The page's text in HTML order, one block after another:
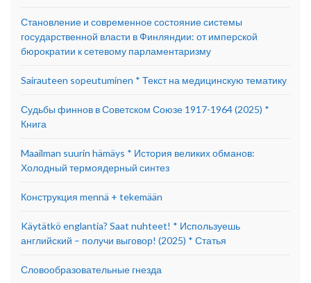
Становление и современное состояние системы
государственной власти в Финляндии: от имперской
бюрократии к сетевому парламентаризму
Sairauteen sopeutuminen * Текст на медицинскую тематику
Судьбы финнов в Советском Союзе 1917-1964 (2025) *
Книга
Maailman suurin hämäys * История великих обманов:
Холодный термоядерный синтез
Конструкция mennä + tekemään
Käytätkö englantia? Saat nuhteet! * Используешь
английский – получи выговор! (2025) * Статья
Словообразовательные гнезда